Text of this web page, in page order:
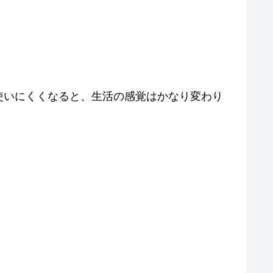
にくくなると、生活の感覚はかなり変わり